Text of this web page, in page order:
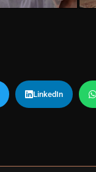
LinkedIn